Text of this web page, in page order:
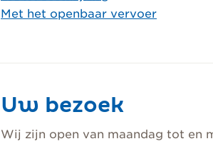
Met het openbaar vervoer
Uw bezoek
Wij zijn open van maandag tot en